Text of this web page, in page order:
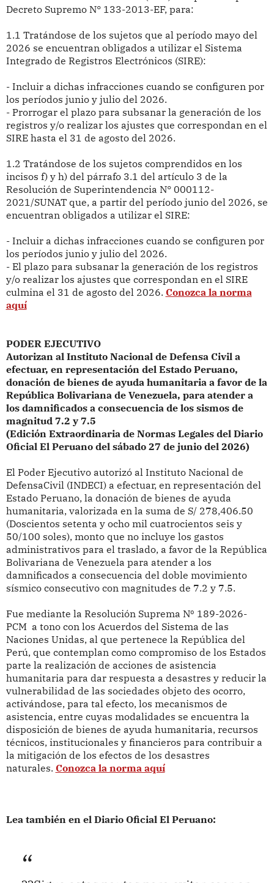
Decreto Supremo N° 133-2013-EF, para:
1.1 Tratándose de los sujetos que al período mayo del
2026 se encuentran obligados a utilizar el Sistema
Integrado de Registros Electrónicos (SIRE):
- Incluir a dichas infracciones cuando se configuren por
los períodos junio y julio del 2026.
- Prorrogar el plazo para subsanar la generación de los
registros y/o realizar los ajustes que correspondan en el
SIRE hasta el 31 de agosto del 2026.
1.2 Tratándose de los sujetos comprendidos en los
incisos f) y h) del párrafo 3.1 del artículo 3 de la
Resolución de Superintendencia N° 000112-
2021/SUNAT que, a partir del período junio del 2026, se
encuentran obligados a utilizar el SIRE:
- Incluir a dichas infracciones cuando se configuren por
los períodos junio y julio del 2026.
- El plazo para subsanar la generación de los registros
y/o realizar los ajustes que correspondan en el SIRE
culmina el 31 de agosto del 2026. Conozca la norma
aquí
PODER EJECUTIVO
Autorizan al Instituto Nacional de Defensa Civil a
efectuar, en representación del Estado Peruano,
donación de bienes de ayuda humanitaria a favor de la
República Bolivariana de Venezuela, para atender a
los damnificados a consecuencia de los sismos de
magnitud 7.2 y 7.5
(Edición Extraordinaria de Normas Legales del Diario
Oficial El Peruano del sábado 27 de junio del 2026)
El Poder Ejecutivo autorizó al Instituto Nacional de
DefensaCivil (INDECI) a efectuar, en representación del
Estado Peruano, la donación de bienes de ayuda
humanitaria, valorizada en la suma de S/ 278,406.50
(Doscientos setenta y ocho mil cuatrocientos seis y
50/100 soles), monto que no incluye los gastos
administrativos para el traslado, a favor de la República
Bolivariana de Venezuela para atender a los
damnificados a consecuencia del doble movimiento
sísmico consecutivo con magnitudes de 7.2 y 7.5.
Fue mediante la Resolución Suprema Nº 189-2026-
PCM a tono con los Acuerdos del Sistema de las
Naciones Unidas, al que pertenece la República del
Perú, que contemplan como compromiso de los Estados
parte la realización de acciones de asistencia
humanitaria para dar respuesta a desastres y reducir la
vulnerabilidad de las sociedades objeto des ocorro,
activándose, para tal efecto, los mecanismos de
asistencia, entre cuyas modalidades se encuentra la
disposición de bienes de ayuda humanitaria, recursos
técnicos, institucionales y financieros para contribuir a
la mitigación de los efectos de los desastres
naturales. Conozca la norma aquí
Lea también en el Diario Oficial El Peruano: